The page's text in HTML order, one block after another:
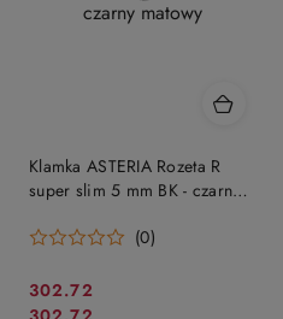
Klamka ASTERIA Rozeta R
super slim 5 mm BK - czarny
(0)
Cena
302.72